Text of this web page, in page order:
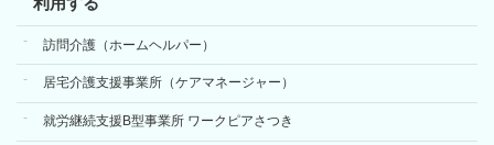
訪問介護（ホームヘルパー）
居宅介護支援事業所（ケアマネージャー）
就労継続支援B型事業所 ワークピアさつき